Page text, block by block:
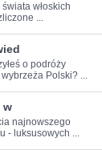
włoskich
...
o podróży
Polski? ...
w
najnowszego
- ⁢luksusowych ...